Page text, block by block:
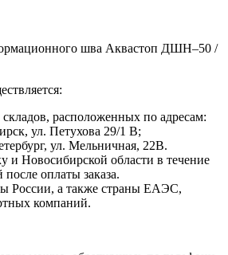
расположенных по адресам:
ул. Петухова 29/1 В;
ул. Мельничная, 22В.
и Новосибирской области в течение
оплаты заказа.
России, а также страны ЕАЭС,
компаний.